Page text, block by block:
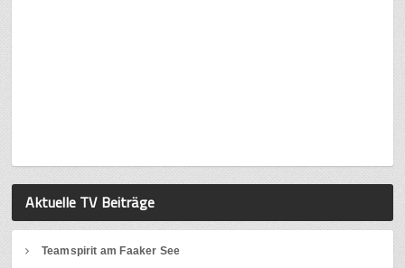
Aktuelle TV Beiträge
Teamspirit am Faaker See